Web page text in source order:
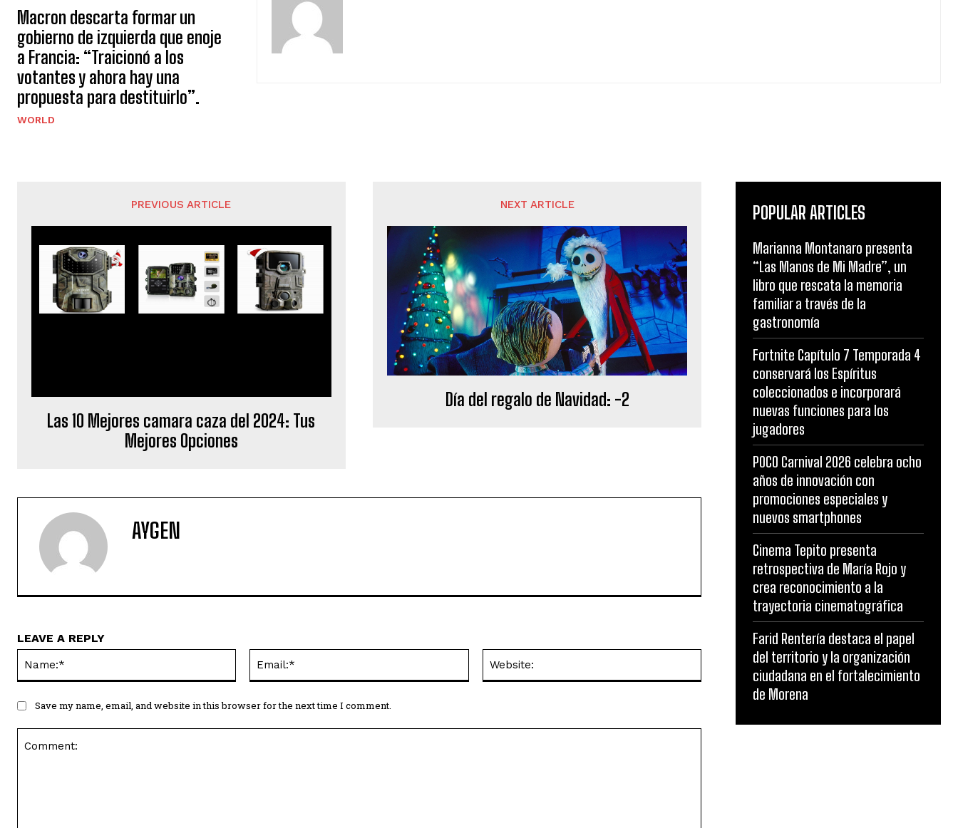
Macron descarta formar un
gobierno de izquierda que enoje
a Francia: “Traicionó a los
votantes y ahora hay una
propuesta para destituirlo”.
WORLD
PREVIOUS ARTICLE
Las 10 Mejores camara caza del 2024: Tus
Mejores Opciones
NEXT ARTICLE
Día del regalo de Navidad: -2
AYGEN
LEAVE A REPLY
Save my name, email, and website in this browser for the next time I comment.
POPULAR ARTICLES
Marianna Montanaro presenta
“Las Manos de Mi Madre”, un
libro que rescata la memoria
familiar a través de la
gastronomía
Fortnite Capítulo 7 Temporada 4
conservará los Espíritus
coleccionados e incorporará
nuevas funciones para los
jugadores
POCO Carnival 2026 celebra ocho
años de innovación con
promociones especiales y
nuevos smartphones
Cinema Tepito presenta
retrospectiva de María Rojo y
crea reconocimiento a la
trayectoria cinematográfica
Farid Rentería destaca el papel
del territorio y la organización
ciudadana en el fortalecimiento
de Morena